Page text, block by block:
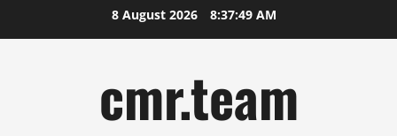
to
8 August 2026 8:37:50 AM
cmr.team